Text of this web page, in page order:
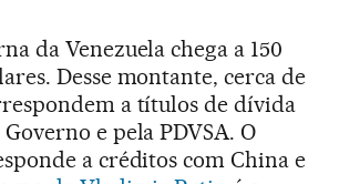
da Venezuela chega a 150
Desse montante, cerca de
a títulos de dívida
e pela PDVSA. O
a créditos com China e